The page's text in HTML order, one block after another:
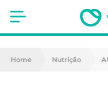
Saúde
Home Nutrição